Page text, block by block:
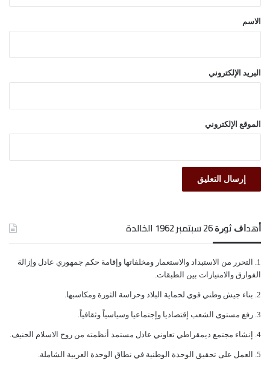
*الاسم
البريد الإلكتروني
الموقع الإلكتروني
ﺃﻫﺪﺍﻑ ﺛﻮﺭﺓ 26 ﺳﺒﺘﻤﺒﺮ 1962 الخالدة
ﺍﻟﺘﺤﺮﺭ ﻣﻦ ﺍﻻﺳﺘﺒﺪﺍﺩ ﻭﺍﻻﺳﺘﻌﻤﺎﺭ ﻭﻣﺨﻠﻔﺎﺗﻬﺎ ﻭﺇﻗﺎﻣﺔ ﺣﻜﻢ ﺟﻤﻬﻮﺭﻱ ﻋﺎﺩﻝ ﻭﺇﺯﺍﻟﺔ
ﺍﻟﻔﻮﺍﺭﻕ ﻭﺍﻻﻣﺘﻴﺎﺯﺍﺕ ﺑﻴﻦ ﺍﻟﻄﺒﻘﺎﺕ.
ﺑﻨﺎﺀ ﺟﻴﺶ ﻭﻃﻨﻲ ﻗﻮﻱ ﻟﺤﻤﺎﻳﺔ ﺍﻟﺒﻼﺩ ﻭﺣﺮﺍﺳﺔ ﺍﻟﺜﻮﺭﺓ ﻭﻣﻜﺎﺳﺒﻬﺎ.
ﺭﻓﻊ ﻣﺴﺘﻮﻯ ﺍﻟﺸﻌﺐ ﺇﻗﺘﺼﺎﺩﻳﺎ ﻭﺇﺟﺘﻤﺎﻋﻴﺎ ﻭﺳﻴﺎﺳﻴﺎً ﻭﺛﻘﺎﻓﻴﺎً.
ﺇﻧﺸﺎﺀ ﻣﺠﺘﻤﻊ ﺩﻳﻤﻘﺮﺍﻃﻲ ﺗﻌﺎﻭﻧﻲ ﻋﺎﺩﻝ ﻣﺴﺘﻤﺪ ﺃﻧﻈﻤﺘﻪ ﻣﻦ ﺭﻭﺡ ﺍﻻﺳﻼﻡ ﺍﻟﺤﻨﻴﻒ.
ﺍﻟﻌﻤﻞ ﻋﻠﻰ ﺗﺤﻘﻴﻖ ﺍﻟﻮﺣﺪﺓ ﺍﻟﻮﻃﻨﻴﺔ ﻓﻲ ﻧﻄﺎﻕ ﺍﻟﻮﺣﺪﺓ ﺍﻟﻌﺮﺑﻴﺔ ﺍﻟﺸﺎﻣﻠﺔ.